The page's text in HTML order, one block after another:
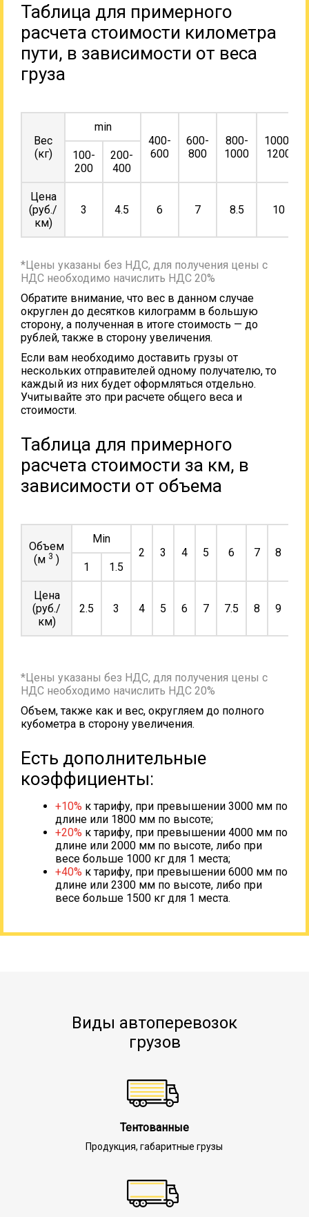
Таблица для примерного
расчета стоимости километра
пути, в зависимости от веса
груза
Вес
(кг)
min
400-
600
600-
800
800-
1000
1000-
1200
100-
200
200-
400
Цена
(руб./
км)
3 4.5 6 7 8.5 10
*Цены указаны без НДС, для получения цены с
НДС необходимо начислить НДС 20%
Обратите внимание, что вес в данном случае
округлен до десятков килограмм в большую
сторону, а полученная в итоге стоимость — до
рублей, также в сторону увеличения.
Если вам необходимо доставить грузы от
нескольких отправителей одному получателю, то
каждый из них будет оформляться отдельно.
Учитывайте это при расчете общего веса и
стоимости.
Таблица для примерного
расчета стоимости за км, в
зависимости от объема
Объем
(м 3 )
Min
2
3 4 5 6 7 8
1
1.5
Цена
(руб./
км)
2.5 3 4 5 6 7 7.5 8 9
*Цены указаны без НДС, для получения цены с
НДС необходимо начислить НДС 20%
Объем, также как и вес, округляем до полного
кубометра в сторону увеличения.
Есть дополнительные
коэффициенты:
+10% к тарифу, при превышении 3000 мм по
длине или 1800 мм по высоте;
+20% к тарифу, при превышении 4000 мм по
длине или 2000 мм по высоте, либо при
весе больше 1000 кг для 1 места;
+40% к тарифу, при превышении 6000 мм по
длине или 2300 мм по высоте, либо при
весе больше 1500 кг для 1 места.
Виды автоперевозок
грузов
Тентованные
Продукция, габаритные грузы